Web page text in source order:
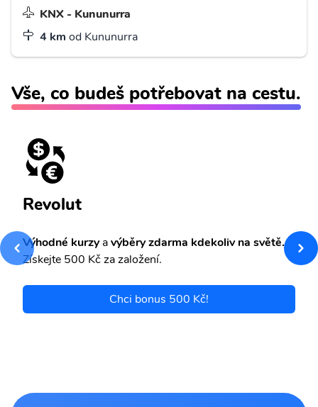
KNX - Kununurra
4 km od Kununurra
Vše, co budeš potřebovat na cestu.
Revolut
Výhodné kurzyavýběry zdarma kdekoliv na světě.
Získejte 500 Kč za založení.
Chci bonus 500 Kč!